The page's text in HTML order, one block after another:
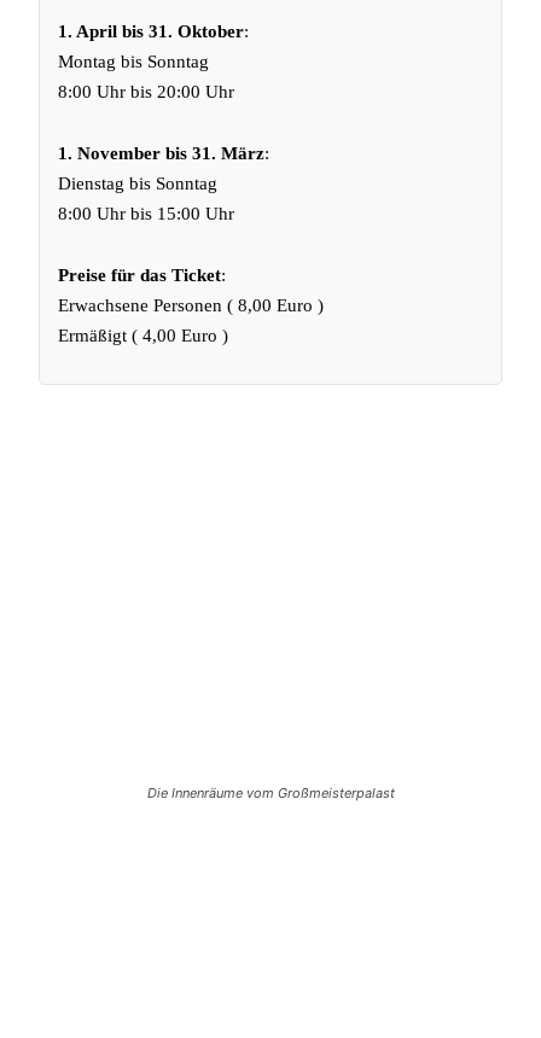
1. April bis 31. Oktober:
Montag bis Sonntag
8:00 Uhr bis 20:00 Uhr
1. November bis 31. März:
Dienstag bis Sonntag
8:00 Uhr bis 15:00 Uhr
Preise für das Ticket:
Erwachsene Personen ( 8,00 Euro )
Ermäßigt ( 4,00 Euro )
Die Innenräume vom Großmeisterpalast